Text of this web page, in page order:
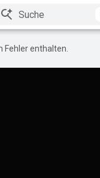
Fehler enthalten.